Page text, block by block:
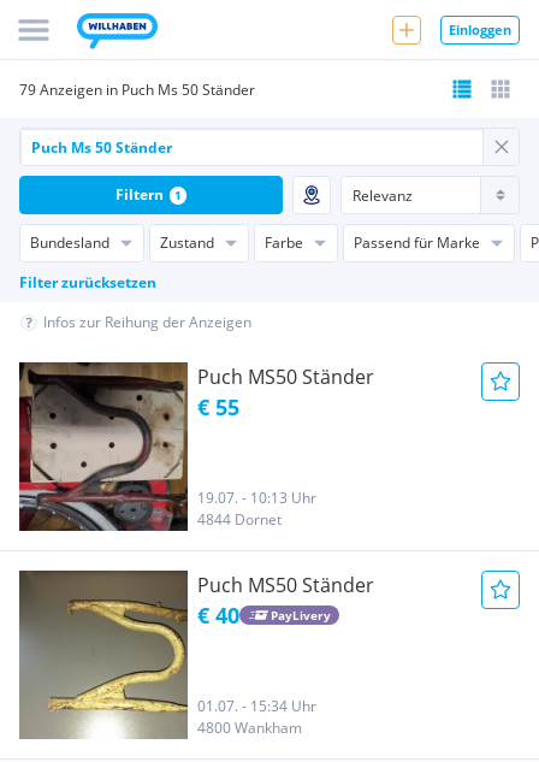
Einloggen
79 Anzeigen in Puch Ms 50 Ständer
Bundesland Zustand Farbe Passend für Marke
Filter zurücksetzen
Filtern 1
Infos zur Reihung der Anzeigen
Puch MS50 Ständer
€ 55
19.07. - 10:13 Uhr
4844 Dornet
Puch MS50 Ständer
€ 40 PayLivery
01.07. - 15:34 Uhr
4800 Wankham